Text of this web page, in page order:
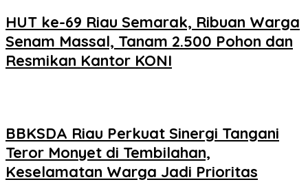
HUT ke-69 Riau Semarak, Ribuan Warga
Senam Massal, Tanam 2.500 Pohon dan
Resmikan Kantor KONI
BBKSDA Riau Perkuat Sinergi Tangani
Teror Monyet di Tembilahan,
Keselamatan Warga Jadi Prioritas